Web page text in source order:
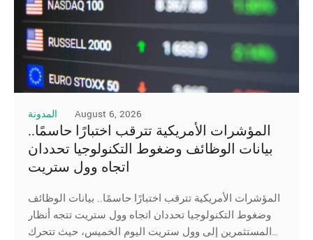
المدونة August 6, 2026
المؤشرات الأمريكية تترقب اختبارًا حاسمًا..
بيانات الوظائف وضغوط التكنولوجيا تحددان
اتجاه وول ستريت
المؤشرات الأمريكية تترقب اختبارًا حاسمًا.. بيانات الوظائف
وضغوط التكنولوجيا تحددان اتجاه وول ستريت تتجه أنظار
المستثمرين إلى وول ستريت اليوم الخميس، حيث تتحرك